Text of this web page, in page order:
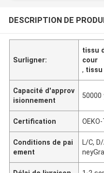
DESCRIPTION DE
Surligner:
tissu
cour
, tissu
Capacité d'approv
isionnement
50000
Certification
Conditions de pai
ement
L/C,